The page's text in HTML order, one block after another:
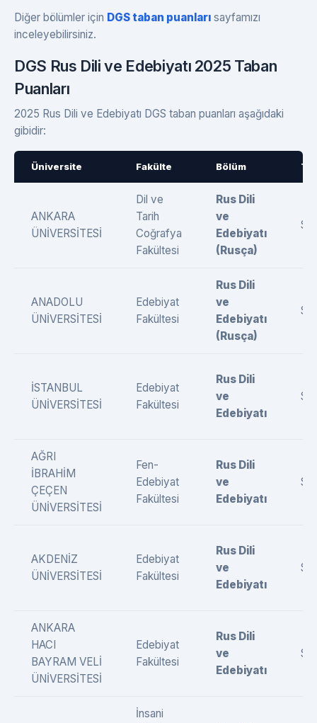
Diğer bölümler için DGS taban puanları sayfamızı
inceleyebilirsiniz.
DGS Rus Dili ve Edebiyatı 2025 Taban
Puanları
2025 Rus Dili ve Edebiyatı DGS taban puanları aşağıdaki
gibidir:
Üniversite Fakülte Bölüm Tür
ANKARA
ÜNİVERSİTESİ
Dil ve
Tarih
Coğrafya
Fakültesi
Rus Dili
ve
Edebiyatı
(Rusça)
ANADOLU
ÜNİVERSİTESİ
Edebiyat
Fakültesi
Rus Dili
ve
Edebiyatı
(Rusça)
İSTANBUL
ÜNİVERSİTESİ
Edebiyat
Fakültesi
Rus Dili
ve
Edebiyatı
AĞRI
İBRAHİM
ÇEÇEN
ÜNİVERSİTESİ
Fen-
Edebiyat
Fakültesi
Rus Dili
ve
Edebiyatı
AKDENİZ
ÜNİVERSİTESİ
Edebiyat
Fakültesi
Rus Dili
ve
Edebiyatı
ANKARA
HACI
BAYRAM VELİ
ÜNİVERSİTESİ
Edebiyat
Fakültesi
Rus Dili
ve
Edebiyatı
İnsani